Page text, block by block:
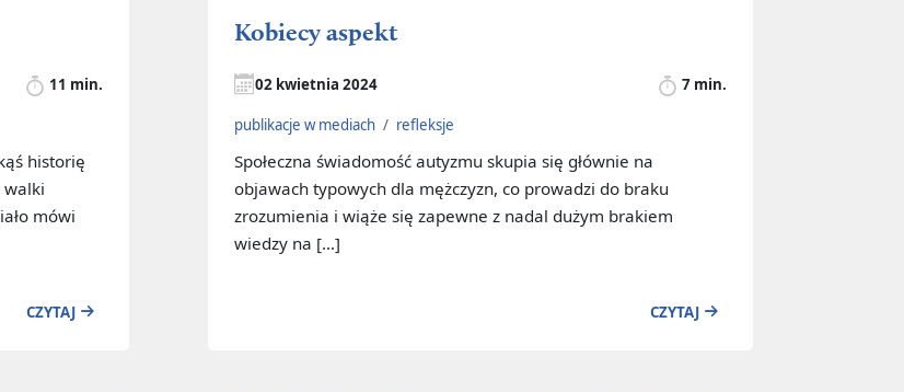
11 min.
historię
walki
mówi
CZYTAJ
Kobiecy aspekt
02 kwietnia 2024 7 min.
publikacje w mediach / refleksje
Społeczna świadomość autyzmu skupia się głównie na
objawach typowych dla mężczyzn, co prowadzi do braku
zrozumienia i wiąże się zapewne z nadal dużym brakiem
wiedzy na […]
CZYTAJ